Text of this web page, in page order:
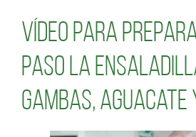
Vídeo para
paso la
gambas, aguacate